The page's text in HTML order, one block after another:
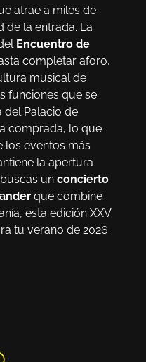
atrae a miles de
de la entrada. La
Encuentro de
completar aforo,
musical de
funciones que se
del Palacio de
comprada, lo que
los eventos más
la apertura
un concierto
que combine
esta edición XXV
tu verano de 2026.